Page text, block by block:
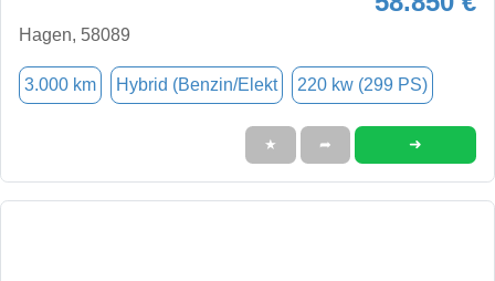
Hagen, 58089
3.000 km Hybrid (Benzin/Elekt 220 kw (299 PS)
★ ➦ ➜